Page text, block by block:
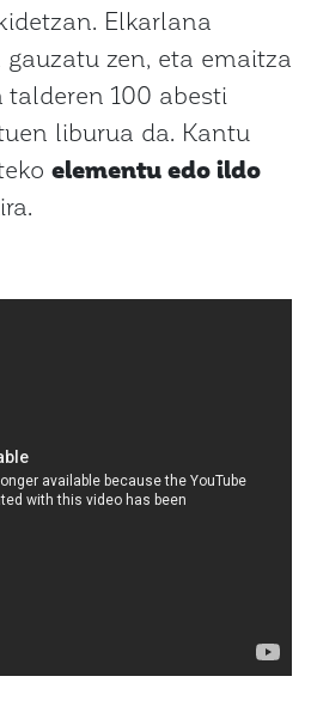
Elkarlana
zen, eta emaitza
talderen 100 abesti
liburua da. Kantu
elementu edo ildo